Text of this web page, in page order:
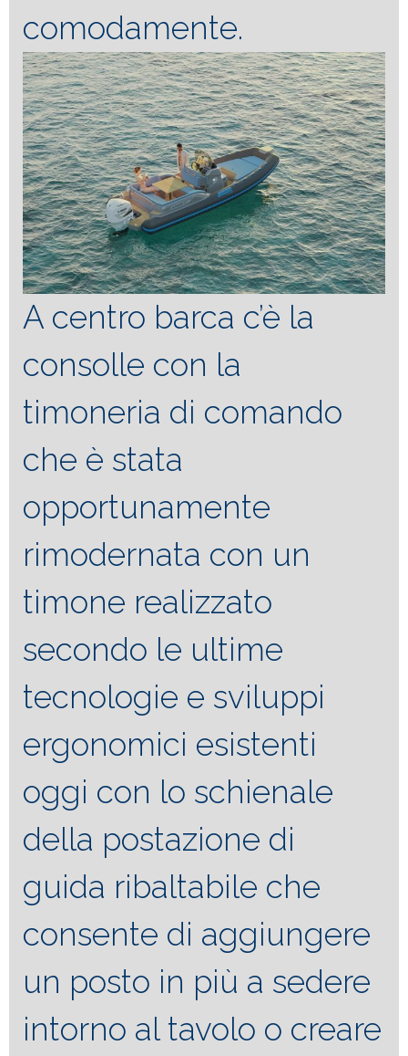
comodamente.
A centro barca c’è la
consolle con la
timoneria di comando
che è stata
opportunamente
rimodernata con un
timone realizzato
secondo le ultime
tecnologie e sviluppi
ergonomici esistenti
oggi con lo schienale
della postazione di
guida ribaltabile che
consente di aggiungere
un posto in più a sedere
intorno al tavolo o creare